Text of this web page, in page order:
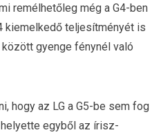
remélhetőleg még a G4-ben
kiemelkedő teljesítményét is
gyenge fénynél való
hogy az LG a G5-be sem fog
egyből az írisz-